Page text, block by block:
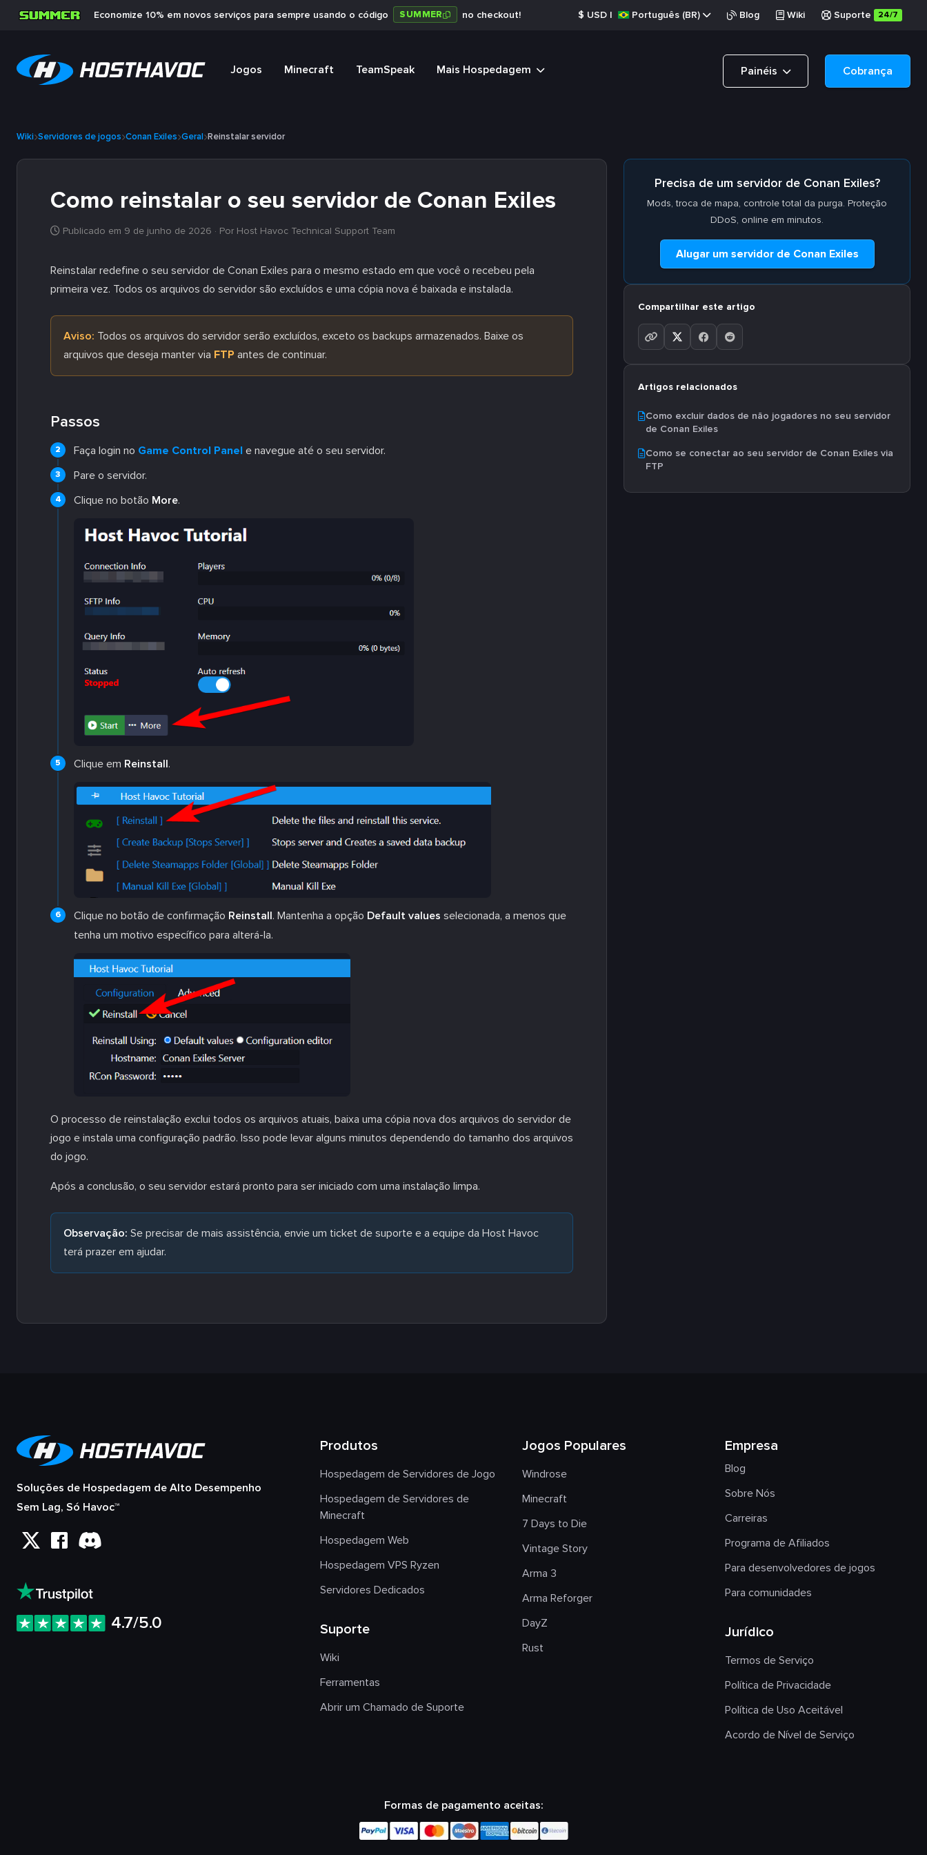
Economize 10% em novos serviços para sempre usando o código SUMMER no checkout! $ USD | Português (BR) Blog Wiki Suporte 24/7
Jogos Minecraft TeamSpeak Mais Hospedagem Painéis Cobrança
Wiki Servidores de jogos Conan Exiles Geral Reinstalar servidor
Como reinstalar o seu servidor de Conan Exiles
Publicado em 9 de junho de 2026 · Por Host Havoc Technical Support Team
Reinstalar redefine o seu servidor de Conan Exiles para o mesmo estado em que você o recebeu pela
primeira vez. Todos os arquivos do servidor são excluídos e uma cópia nova é baixada e instalada.
Aviso: Todos os arquivos do servidor serão excluídos, exceto os backups armazenados. Baixe os
arquivos que deseja manter via FTP antes de continuar.
Passos
Faça login no Game Control Panel e navegue até o seu servidor.
Pare o servidor.
Clique no botão More.
Clique em Reinstall.
Clique no botão de confirmação Reinstall. Mantenha a opção Default values selecionada, a menos que
tenha um motivo específico para alterá-la.
O processo de reinstalação exclui todos os arquivos atuais, baixa uma cópia nova dos arquivos do servidor de
jogo e instala uma configuração padrão. Isso pode levar alguns minutos dependendo do tamanho dos arquivos
do jogo.
Após a conclusão, o seu servidor estará pronto para ser iniciado com uma instalação limpa.
Observação: Se precisar de mais assistência, envie um ticket de suporte e a equipe da Host Havoc
terá prazer em ajudar.
Precisa de um servidor de Conan Exiles?
Mods, troca de mapa, controle total da purga. Proteção
DDoS, online em minutos.
Alugar um servidor de Conan Exiles
Compartilhar este artigo
Artigos relacionados
Como excluir dados de não jogadores no seu servidor
de Conan Exiles
Como se conectar ao seu servidor de Conan Exiles via
FTP
Soluções de Hospedagem de Alto Desempenho
Sem Lag, Só Havoc™
4.7/5.0
Produtos
Hospedagem de Servidores de Jogo
Hospedagem de Servidores de
Minecraft
Hospedagem Web
Hospedagem VPS Ryzen
Servidores Dedicados
Suporte
Wiki
Ferramentas
Abrir um Chamado de Suporte
Jogos Populares
Windrose
Minecraft
7 Days to Die
Vintage Story
Arma 3
Arma Reforger
DayZ
Rust
Empresa
Blog
Sobre Nós
Carreiras
Programa de Afiliados
Para desenvolvedores de jogos
Para comunidades
Jurídico
Termos de Serviço
Política de Privacidade
Política de Uso Aceitável
Acordo de Nível de Serviço
Formas de pagamento aceitas: